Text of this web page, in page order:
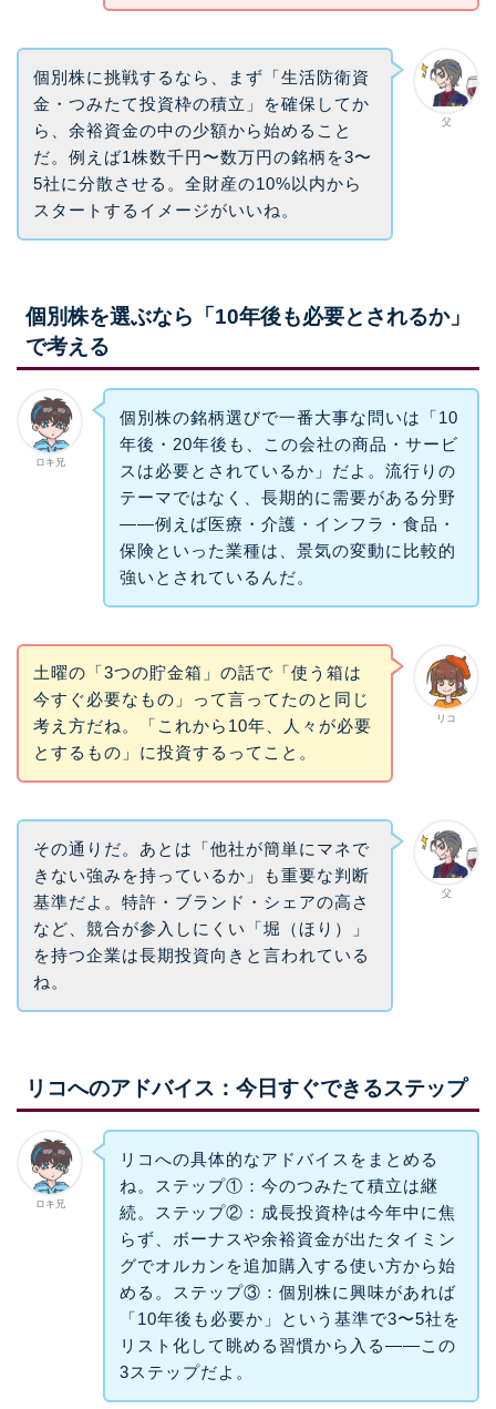
父
個別株に挑戦するなら、まず「生活防衛資
金・つみたて投資枠の積立」を確保してか
ら、余裕資金の中の少額から始めること
だ。例えば1株数千円〜数万円の銘柄を3〜
5社に分散させる。全財産の10%以内から
スタートするイメージがいいね。
個別株を選ぶなら「10年後も必要とされるか」
で考える
ロキ兄
個別株の銘柄選びで一番大事な問いは「10
年後・20年後も、この会社の商品・サービ
スは必要とされているか」だよ。流行りの
テーマではなく、長期的に需要がある分野
——例えば医療・介護・インフラ・食品・
保険といった業種は、景気の変動に比較的
強いとされているんだ。
リコ
土曜の「3つの貯金箱」の話で「使う箱は
今すぐ必要なもの」って言ってたのと同じ
考え方だね。「これから10年、人々が必要
とするもの」に投資するってこと。
父
その通りだ。あとは「他社が簡単にマネで
きない強みを持っているか」も重要な判断
基準だよ。特許・ブランド・シェアの高さ
など、競合が参入しにくい「堀（ほり）」
を持つ企業は長期投資向きと言われている
ね。
リコへのアドバイス：今日すぐできるステップ
ロキ兄
リコへの具体的なアドバイスをまとめる
ね。ステップ①：今のつみたて積立は継
続。ステップ②：成長投資枠は今年中に焦
らず、ボーナスや余裕資金が出たタイミン
グでオルカンを追加購入する使い方から始
める。ステップ③：個別株に興味があれば
「10年後も必要か」という基準で3〜5社を
リスト化して眺める習慣から入る——この
3ステップだよ。